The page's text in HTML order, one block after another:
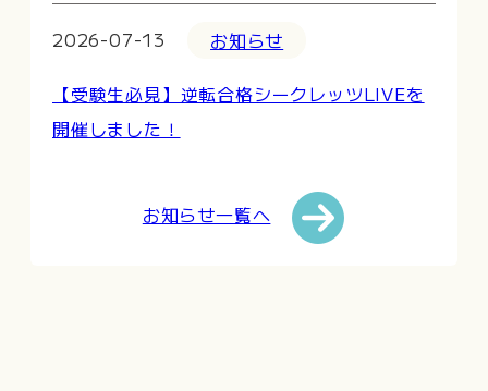
2026-07-13 お知らせ
【受験生必見】逆転合格シークレッツLIVEを
開催しました！
お知らせ一覧へ